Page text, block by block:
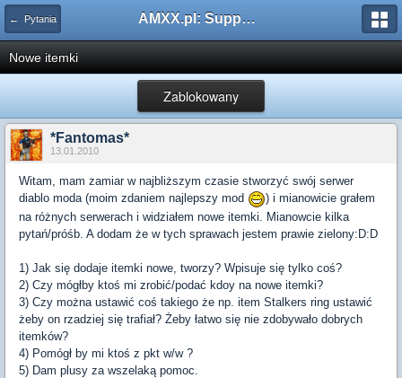
← Pytania AMXX.pl: Support AMX Mod X i SourceMod
Nowe itemki
Zablokowany
*Fantomas*
13.01.2010
Witam, mam zamiar w najbliższym czasie stworzyć swój serwer
diablo moda (moim zdaniem najlepszy mod
) i mianowicie grałem
na różnych serwerach i widziałem nowe itemki. Mianowcie kilka
pytań/próśb. A dodam że w tych sprawach jestem prawie zielony:D:D
1) Jak się dodaje itemki nowe, tworzy? Wpisuje się tylko coś?
2) Czy mógłby ktoś mi zrobić/podać kdoy na nowe itemki?
3) Czy można ustawić coś takiego że np. item Stalkers ring ustawić
żeby on rzadziej się trafiał? Żeby łatwo się nie zdobywało dobrych
itemków?
4) Pomógł by mi ktoś z pkt w/w ?
5) Dam plusy za wszelaką pomoc.